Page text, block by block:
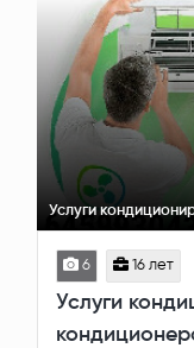
Услуги
6 16 лет
Услуги